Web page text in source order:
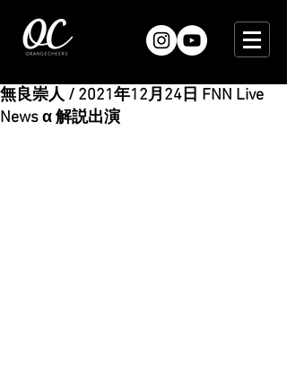
無良崇人 / 2021年12月24日 FNN Live
News α 解説出演